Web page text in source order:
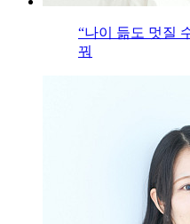
“나이 듦도 멋질
꿔